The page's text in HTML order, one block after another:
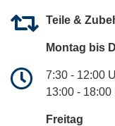
Teile &
Montag bis
7:30 - 12:00
13:00 - 18:00
Freitag